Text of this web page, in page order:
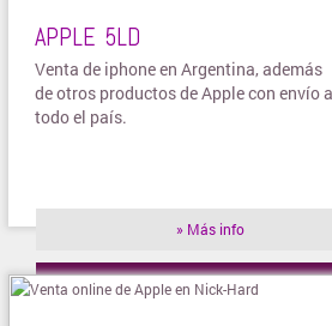
APPLE 5LD
Venta de iphone en Argentina, además
de otros productos de Apple con envío a
todo el país.
» Más info
» Visitar tienda